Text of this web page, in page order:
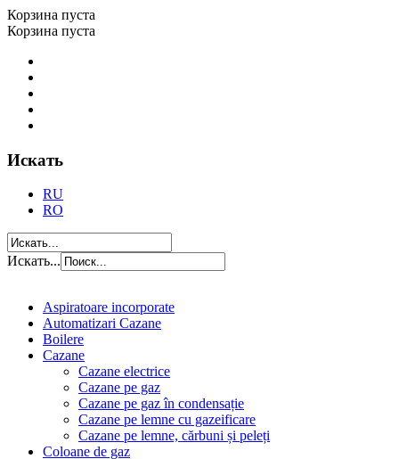
Корзина пуста
Корзина пуста
Искать
RU
RO
Искать...
Aspiratoare incorporate
Automatizari Cazane
Boilere
Cazane
Cazane electrice
Cazane pe gaz
Cazane pe gaz în condensație
Cazane pe lemne cu gazeificare
Cazane pe lemne, cărbuni și peleți
Coloane de gaz